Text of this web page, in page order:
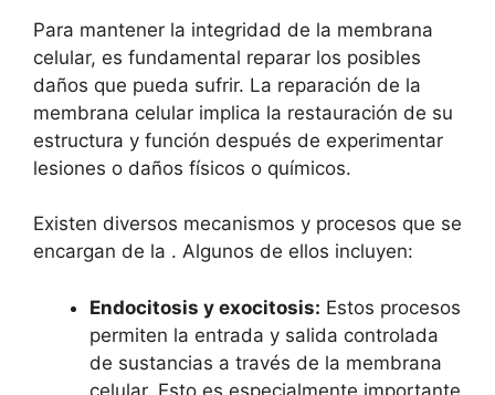
Para ‍mantener la integridad de la membrana
celular, es fundamental ​reparar los posibles
daños que pueda ⁢sufrir. La reparación de la
‌membrana celular implica ​la restauración⁢ de ‌su ​
estructura y función después de experimentar
lesiones o daños físicos o químicos.
Existen ⁤diversos mecanismos y procesos que ⁣se
encargan de la‍ . Algunos‍ de ellos incluyen:
Endocitosis⁣ y exocitosis: Estos ​procesos
permiten la entrada y salida controlada
de sustancias a través de la‍ membrana
celular. Esto es⁣ especialmente importante‍